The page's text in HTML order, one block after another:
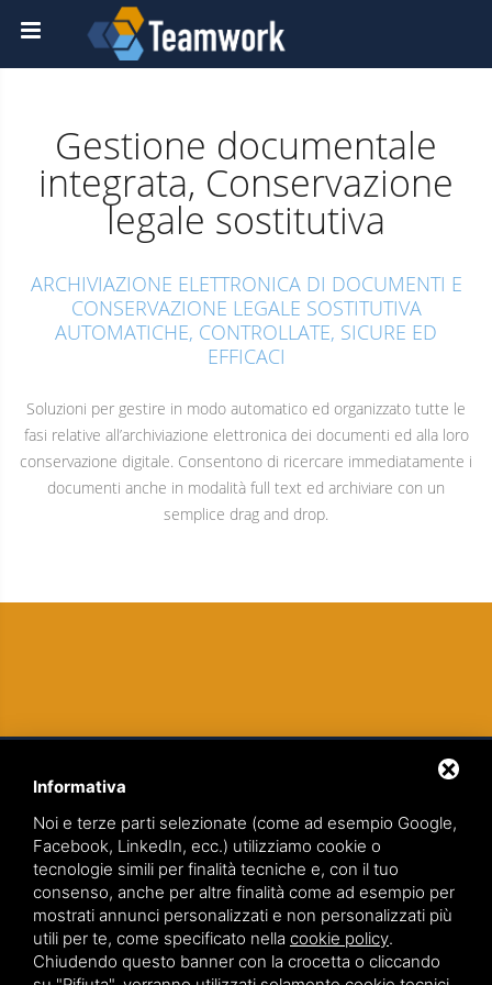
Gestione documentale
integrata, Conservazione
legale sostitutiva
ARCHIVIAZIONE ELETTRONICA DI DOCUMENTI E
CONSERVAZIONE LEGALE SOSTITUTIVA
AUTOMATICHE, CONTROLLATE, SICURE ED
EFFICACI
Soluzioni per gestire in modo automatico ed organizzato tutte le
fasi relative all’archiviazione elettronica dei documenti ed alla loro
conservazione digitale. Consentono di ricercare immediatamente i
documenti anche in modalità full text ed archiviare con un
semplice drag and drop.
TEAMWORK S.R.L. | VIA CANOBIO, 10 - 28100 NOVARA
TEL.0321 391066– FAX 0321 399869
P.IVA. 01836570034
Informativa
Noi e terze parti selezionate (come ad esempio Google,
Facebook, LinkedIn, ecc.) utilizziamo cookie o
tecnologie simili per finalità tecniche e, con il tuo
consenso, anche per altre finalità come ad esempio per
mostrati annunci personalizzati e non personalizzati più
utili per te, come specificato nella cookie policy.
Chiudendo questo banner con la crocetta o cliccando